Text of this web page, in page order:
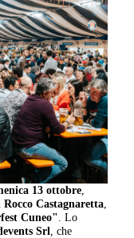
13 ottobre
Castagnaretta
Cuneo" . Lo
Srl , che